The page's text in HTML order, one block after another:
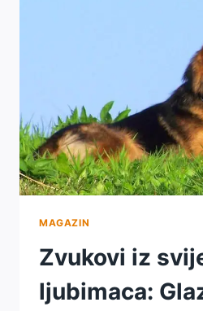
MAGAZIN
Zvukovi iz
ljubimaca: